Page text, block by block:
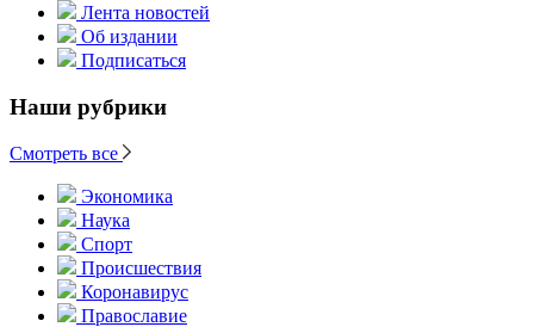
Лента новостей
Об издании
Подписаться
Наши рубрики
Смотреть все
Экономика
Наука
Спорт
Происшествия
Коронавирус
Православие